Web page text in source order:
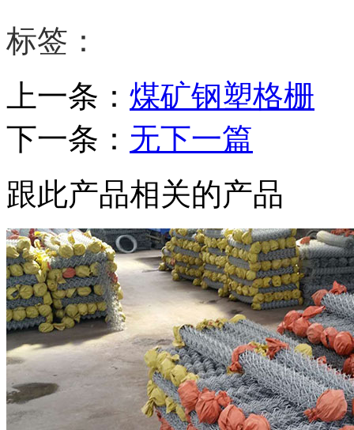
标签：
上一条： 煤矿钢塑格栅
下一条： 无下一篇
跟此产品相关的产品